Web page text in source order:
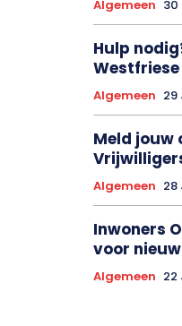
Hulp
Algemeen 29
Meld jouw
Algemeen 28
Inwoners
voor
Algemeen 22